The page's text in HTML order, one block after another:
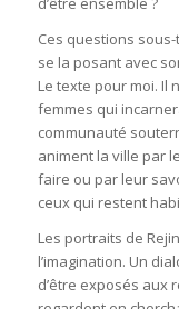
Ces questions
se la posant avec
Le texte pour moi. Il
femmes qui
communauté
animent la ville par
faire ou par leur
ceux qui restent
Les portraits de
l’imagination. Un
d’être exposés aux